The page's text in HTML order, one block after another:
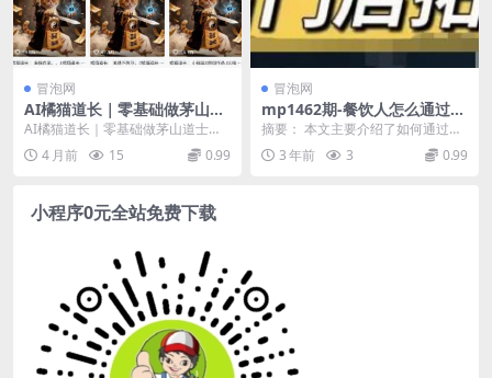
冒泡网
AI橘猫道长｜零基础做茅山道
士影视短剧，伙伴计划独家精
选躺賺收益，新手也能快速起
号变现
AI橘猫道长｜零基础做茅山道士影
视短剧，伙伴计划独家精选躺賺收
益，新手也能快速起...
4 月前 15 0.99
冒泡网
mp1462期-餐饮人怎么通过短
视频招学员和招商，全方面讲
解短视频给门店拓客(“全方位
掌握短视频营销策略从账号定
摘要： 本文主要介绍了如何通过短
视频进行餐饮门店的拓客。首先，
课程详细解析了抖音...
3 年前 3 0.99
小程序0元全站免费下载